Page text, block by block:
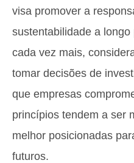
visa promover a
sustentabilidade a
cada vez mais,
tomar decisões de
que empresas
princípios tendem a ser
melhor posicionadas
futuros.